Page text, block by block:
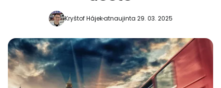
Kryštof Hájekatnaujinta 29. 03. 2025
Tęsti su Facebook
Tęsti el. paštu